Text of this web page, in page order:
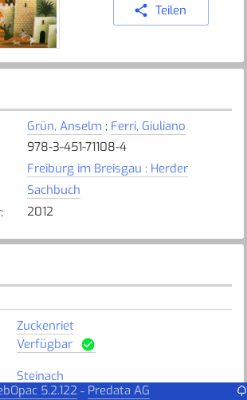
Teilen
Grün, Anselm; Ferri, Giuliano
978-3-451-71108-4
Freiburg im Breisgau : Herder
Sachbuch
: 2012
Zuckenriet
Verfügbar
Steinach
Verfügbar
5.2.122 - Predata AG